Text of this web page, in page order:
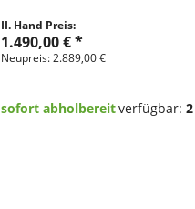
II. Hand Preis:
1.490,00 €*
Neupreis: 2.889,00 €
sofort abholbereitverfügbar:2